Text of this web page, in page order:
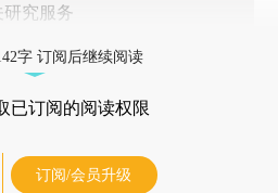
究服务
字 订阅后继续阅读
已订阅的阅读权限
订阅/会员升级